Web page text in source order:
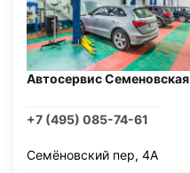
Автосервис Семеновская
+7 (495) 085-74-61
Семёновский пер, 4А